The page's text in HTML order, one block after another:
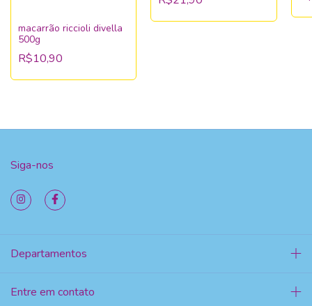
macarrão riccioli divella
500g
R$10,90
Siga-nos
Departamentos
Entre em contato